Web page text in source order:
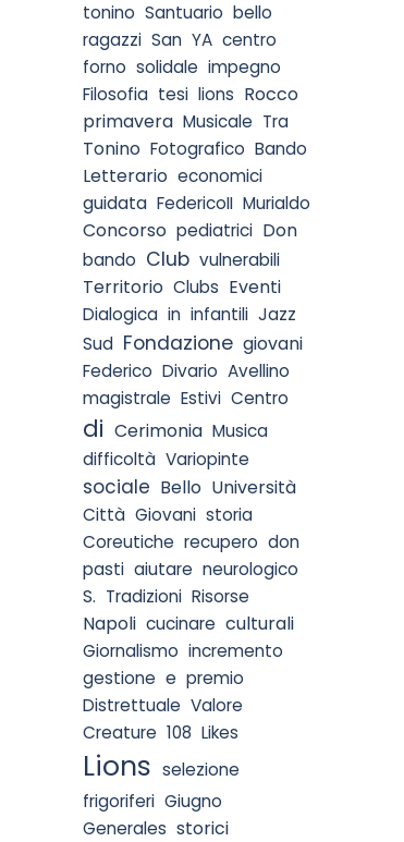
tonino Santuario bello
ragazzi San YA centro
forno solidale impegno
Filosofia tesi lions Rocco
primavera Musicale Tra
Tonino Fotografico Bando
Letterario economici
guidata FedericoII Murialdo
Concorso pediatrici Don
bando Club vulnerabili
Territorio Clubs Eventi
Dialogica in infantili Jazz
Sud Fondazione giovani
Federico Divario Avellino
magistrale Estivi Centro
di Cerimonia Musica
difficoltà Variopinte
sociale Bello Università
Città Giovani storia
Coreutiche recupero don
pasti aiutare neurologico
S. Tradizioni Risorse
Napoli cucinare culturali
Giornalismo incremento
gestione e premio
Distrettuale Valore
Creature 108 Likes
Lions selezione
frigoriferi Giugno
Generales storici